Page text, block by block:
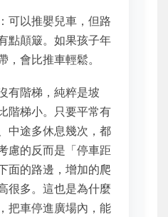
可以推嬰兒車，但路
點顛簸。如果孩子年
，會比推車輕鬆。
有階梯，純粹是坡
階梯小。只要平常有
中途多休息幾次，都
慮的反而是「停車距
面的路邊，增加的爬
很多。這也是為什麼
把車停進廣場內，能